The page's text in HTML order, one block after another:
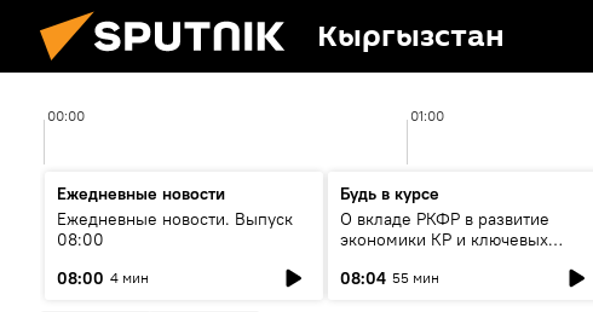
Кыргызстан
00:00 01:00
Ежедневные новости
Ежедневные новости. Выпуск
08:00
08:00 4 мин
Будь в курсе
О вкладе РКФР в развитие
экономики КР и ключевых
08:04 55 мин